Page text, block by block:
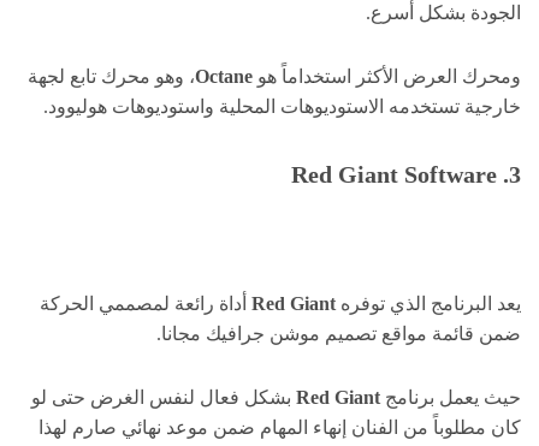
الجودة بشكل أسرع.
ومحرك العرض الأكثر استخداماً هو Octane، وهو محرك تابع لجهة
خارجية تستخدمه الاستوديوهات المحلية واستوديوهات هوليوود.
3. Red Giant Software
يعد البرنامج الذي توفره Red Giant أداة رائعة لمصممي الحركة
ضمن قائمة مواقع تصميم موشن جرافيك مجانا.
حيث يعمل برنامج
بشكل فعال لنفس الغرض حتى لو
كان مطلوباً من الفنان إنهاء المهام ضمن موعد نهائي صارم لهذا